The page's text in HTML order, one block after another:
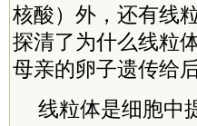
核酸）外，还有线
探清了为什么线粒
母亲的卵子遗传给后
线粒体是细胞中